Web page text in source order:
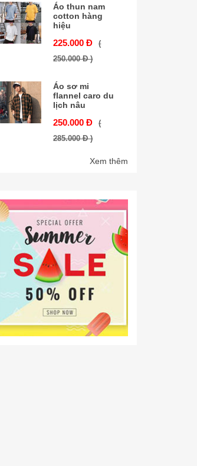
Áo thun nam
cotton hàng
hiệu
225.000 Đ
(
250.000 Đ )
Áo sơ mi
flannel caro du
lịch nâu
250.000 Đ
(
285.000 Đ )
Xem thêm